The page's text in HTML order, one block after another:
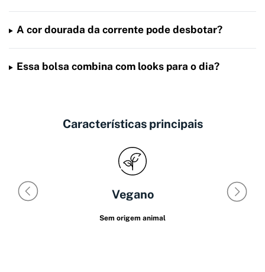
A cor dourada da corrente pode desbotar?
Essa bolsa combina com looks para o dia?
Características principais
Vegano
Sem origem animal